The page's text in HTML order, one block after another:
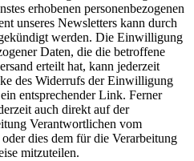
erhobenen personenbezogenen
unseres Newsletters kann durch
werden. Die Einwilligung
Daten, die die betroffene
erteilt hat, kann jederzeit
des Widerrufs der Einwilligung
entsprechender Link. Ferner
auch direkt auf der
Verantwortlichen vom
dies dem für die Verarbeitung
mitzuteilen.